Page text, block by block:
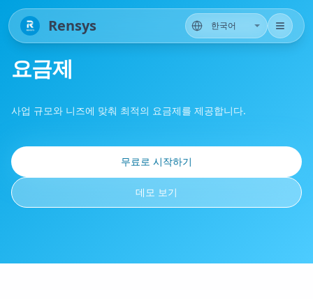
Rensys
요금제
사업 규모와 니즈에 맞춰 최적의 요금제를 제공합니다.
무료로 시작하기
데모 보기